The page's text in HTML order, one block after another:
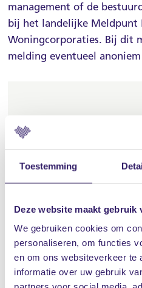
Toestemming
Deze website maakt gebruik
We gebruiken cookies om
personaliseren, om functies
en om ons websiteverkeer te
informatie over uw gebruik
management of de
bij het landelijke
Woningcorporaties. Bij dit
melding eventueel
2500 BD Den Haag
Anoniem melden: 070
Website Meldpunt
Woningcorporaties